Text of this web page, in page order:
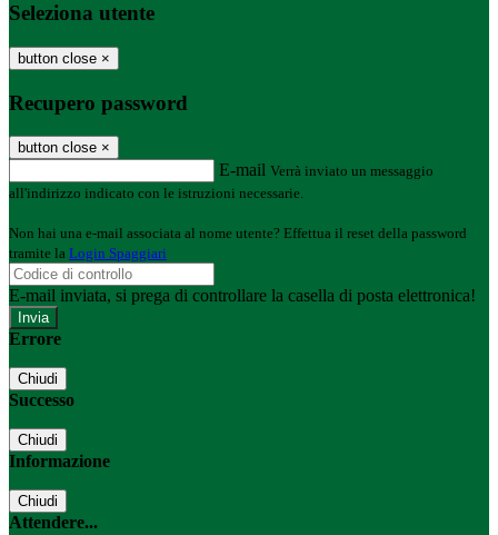
Seleziona utente
button close ×
Recupero password
button close ×
E-mail Verrà inviato un messaggio
all'indirizzo indicato con le istruzioni necessarie.
Non hai una e-mail associata al nome utente? Effettua il reset della password
tramite la Login Spaggiari
E-mail inviata, si prega di controllare la casella di posta elettronica!
Errore
Chiudi
Successo
Chiudi
Informazione
Chiudi
Attendere...